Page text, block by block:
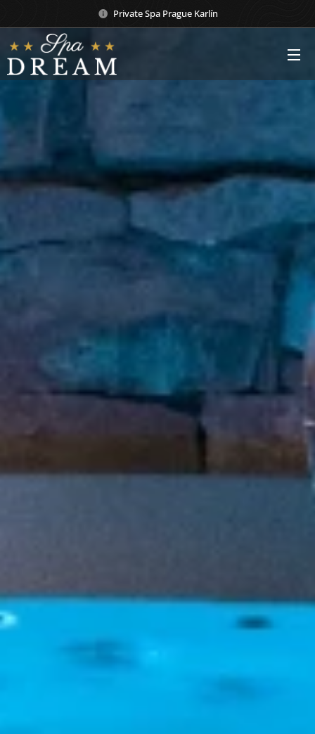
Private Spa Prague Karlín